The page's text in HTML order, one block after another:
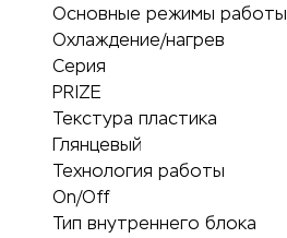
Основные режимы работы
Охлаждение/нагрев
Серия
PRIZE
Текстура пластика
Глянцевый
Технология работы
On/Off
Тип внутреннего блока